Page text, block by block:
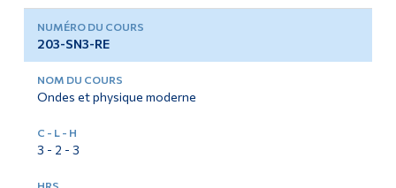
203-SN3-RE
Ondes et physique moderne
3 - 2 - 3